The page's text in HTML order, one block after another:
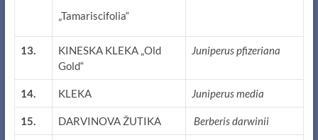
„Tamariscifolia“
13.
KINESKA KLEKA „Old
Gold“
Juniperus pfizeriana
14. KLEKA Juniperus media
15. DARVINOVA ŽUTIKA Berberis darwinii